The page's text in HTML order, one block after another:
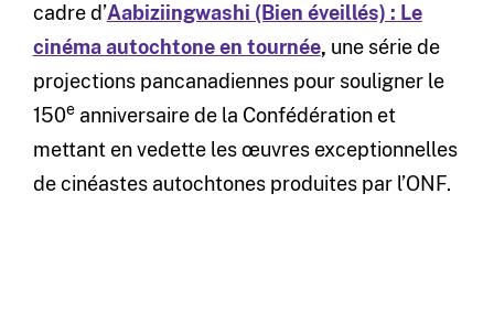
cadre d’Aabiziingwashi (Bien éveillés) : Le
cinéma autochtone en tournée, une série de
projections pancanadiennes pour souligner le
150eanniversaire de la Confédération et
mettant en vedette les œuvres exceptionnelles
de cinéastes autochtones produites par l’ONF.